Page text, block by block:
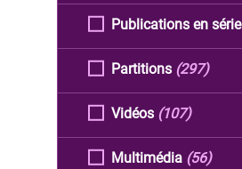
Publications en série
Partitions (297)
Vidéos (107)
Multimédia (56)